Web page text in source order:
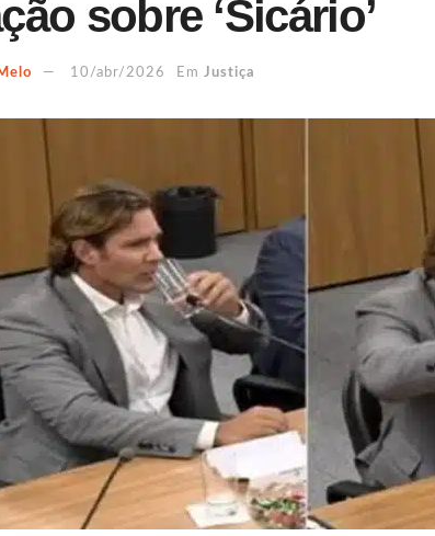
sobre ‘Sicário’
10/abr/2026 Em Justiça